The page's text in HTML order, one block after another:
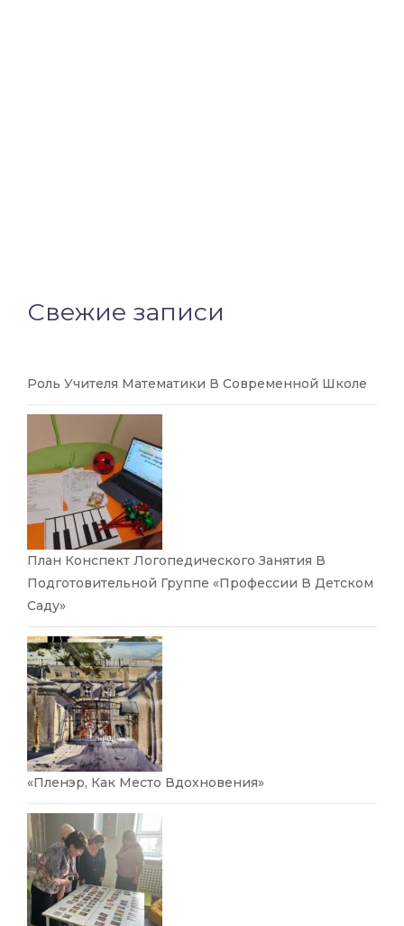
Свежие записи
Роль Учителя Математики В Современной Школе
План Конспект Логопедического Занятия В
Подготовительной Группе «Профессии В Детском
Саду»
«Пленэр, Как Место Вдохновения»